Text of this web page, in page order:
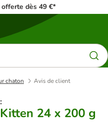
dès 49 €*
chaton Avis de client
24 x 200 g